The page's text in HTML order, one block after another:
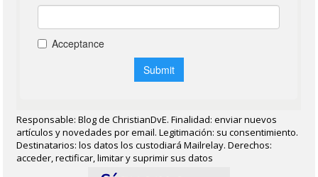
Responsable: Blog de ChristianDvE. Finalidad: enviar nuevos
artículos y novedades por email. Legitimación: su consentimiento.
Destinatarios: los datos los custodiará Mailrelay. Derechos:
acceder, rectificar, limitar y suprimir sus datos